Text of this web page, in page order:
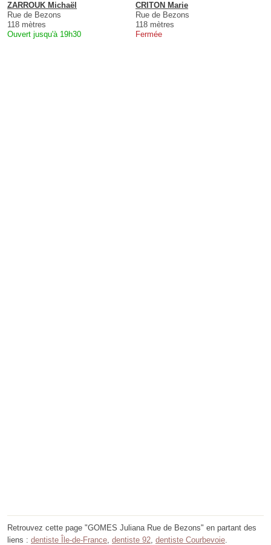
ZARROUK Michaël
Rue de Bezons
118 mètres
Ouvert jusqu'à 19h30
CRITON Marie
Rue de Bezons
118 mètres
Fermée
Retrouvez cette page "GOMES Juliana Rue de Bezons" en partant des
liens : dentiste Île-de-France, dentiste 92, dentiste Courbevoie.